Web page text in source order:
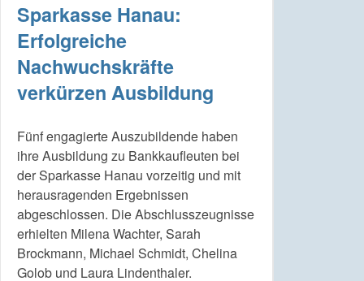
Sparkasse Hanau:
Erfolgreiche
Nachwuchskräfte
verkürzen Ausbildung
Fünf engagierte Auszubildende haben
ihre Ausbildung zu Bankkaufleuten bei
der Sparkasse Hanau vorzeitig und mit
herausragenden Ergebnissen
abgeschlossen. Die Abschlusszeugnisse
erhielten Milena Wachter, Sarah
Brockmann, Michael Schmidt, Chelina
Golob und Laura Lindenthaler.